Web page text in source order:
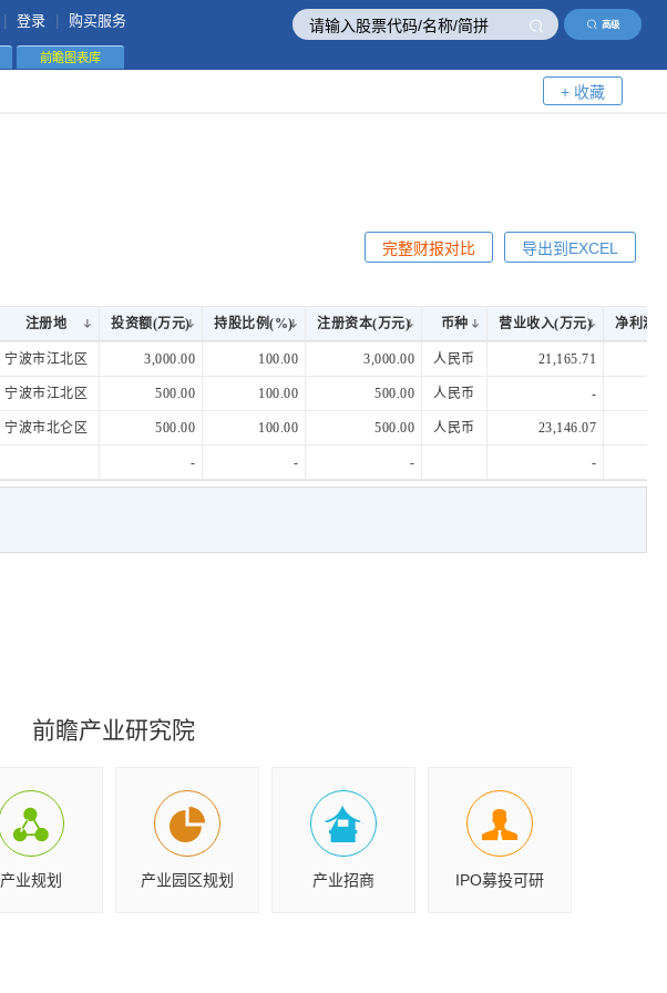
高级
登录 购买服务
前瞻图表库
+ 收藏
导出到EXCEL
完整财报对比
注册地 投资额(万元) 持股比例(%) 注册资本(万元) 币种 营业收入(万元)
净利润(
注册地 投资额(万元) 持股比例(%) 注册资本(万元) 币种 营业收入(万元)
宁波市江北区 3,000.00 100.00 3,000.00 人民币 21,165.71
宁波市江北区 500.00 100.00 500.00 人民币 -
宁波市北仑区 500.00 100.00 500.00 人民币 23,146.07
- - - -
前瞻产业研究院
产业规划 产业园区规划 产业招商 IPO募投可研